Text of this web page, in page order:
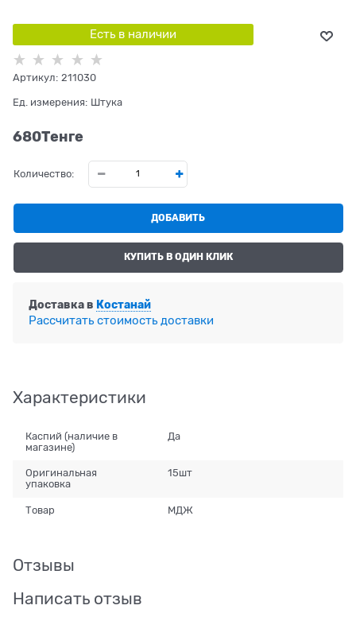
Есть в наличии
Артикул: 211030
Ед. измерения: Штука
680Tенге
Количество:
ДОБАВИТЬ
КУПИТЬ В ОДИН КЛИК
Доставка в Костанай
Рассчитать стоимость доставки
Характеристики
Каспий (наличие в
магазине)
Да
Оригинальная
упаковка
15шт
Товар МДЖ
Отзывы
Написать отзыв